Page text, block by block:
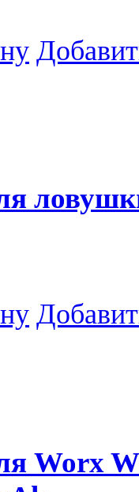
Worx